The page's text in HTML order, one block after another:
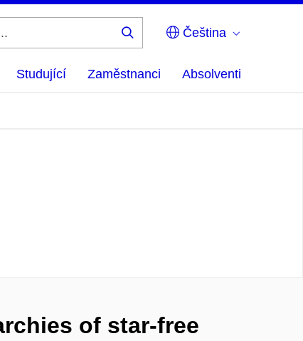
Čeština
Studující Zaměstnanci Absolventi
of star-free